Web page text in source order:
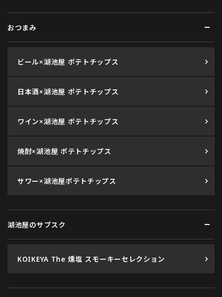
おつまみ
ビール×湖池屋 ポテトチップス
日本酒×湖池屋 ポテトチップス
ワイン×湖池屋 ポテトチップス
焼酎×湖池屋 ポテトチップス
サワー×湖池屋ポテトチップス
湖池屋のサブスク
KOIKEYA The 燻塩 スモーキーセレクション